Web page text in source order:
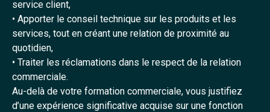
service client,
• Apporter le conseil technique sur les produits et les
services, tout en créant une relation de proximité au
quotidien,
• Traiter les réclamations dans le respect de la relation
commerciale.
Au-delà de votre formation commerciale, vous justifiez
d’une expérience significative acquise sur une fonction